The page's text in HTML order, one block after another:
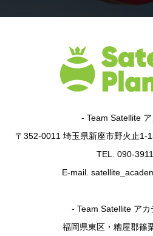
- Team Satellite
〒352-0011 埼玉県新座市野火止1-
TEL. 090-
E-mail.
- Team Satellite アカ
福岡県東区・糟屋郡篠